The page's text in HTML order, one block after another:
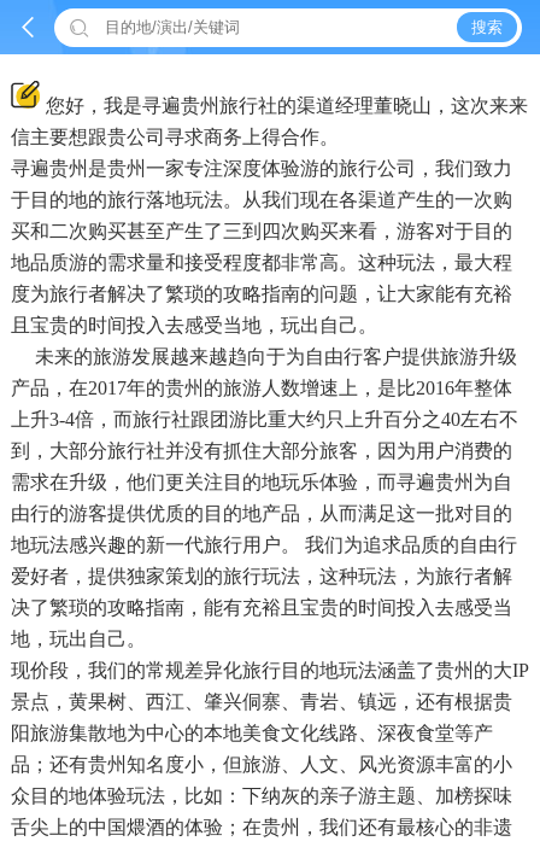
  搜索
您好，我是寻遍贵州旅行社的渠道经理董晓山，这次来来
信主要想跟贵公司寻求商务上得合作。
寻遍贵州是贵州一家专注深度体验游的旅行公司，我们致力
于目的地的旅行落地玩法。从我们现在各渠道产生的一次购
买和二次购买甚至产生了三到四次购买来看，游客对于目的
地品质游的需求量和接受程度都非常高。这种玩法，最大程
度为旅行者解决了繁琐的攻略指南的问题，让大家能有充裕
且宝贵的时间投入去感受当地，玩出自己。
未来的旅游发展越来越趋向于为自由行客户提供旅游升级
产品，在2017年的贵州的旅游人数增速上，是比2016年整体
上升3-4倍，而旅行社跟团游比重大约只上升百分之40左右不
到，大部分旅行社并没有抓住大部分旅客，因为用户消费的
需求在升级，他们更关注目的地玩乐体验，而寻遍贵州为自
由行的游客提供优质的目的地产品，从而满足这一批对目的
地玩法感兴趣的新一代旅行用户。 我们为追求品质的自由行
爱好者，提供独家策划的旅行玩法，这种玩法，为旅行者解
决了繁琐的攻略指南，能有充裕且宝贵的时间投入去感受当
地，玩出自己。
现价段，我们的常规差异化旅行目的地玩法涵盖了贵州的大IP
景点，黄果树、西江、肇兴侗寨、青岩、镇远，还有根据贵
阳旅游集散地为中心的本地美食文化线路、深夜食堂等产
品；还有贵州知名度小，但旅游、人文、风光资源丰富的小
众目的地体验玩法，比如：下纳灰的亲子游主题、加榜探味
舌尖上的中国煨酒的体验；在贵州，我们还有最核心的非遗